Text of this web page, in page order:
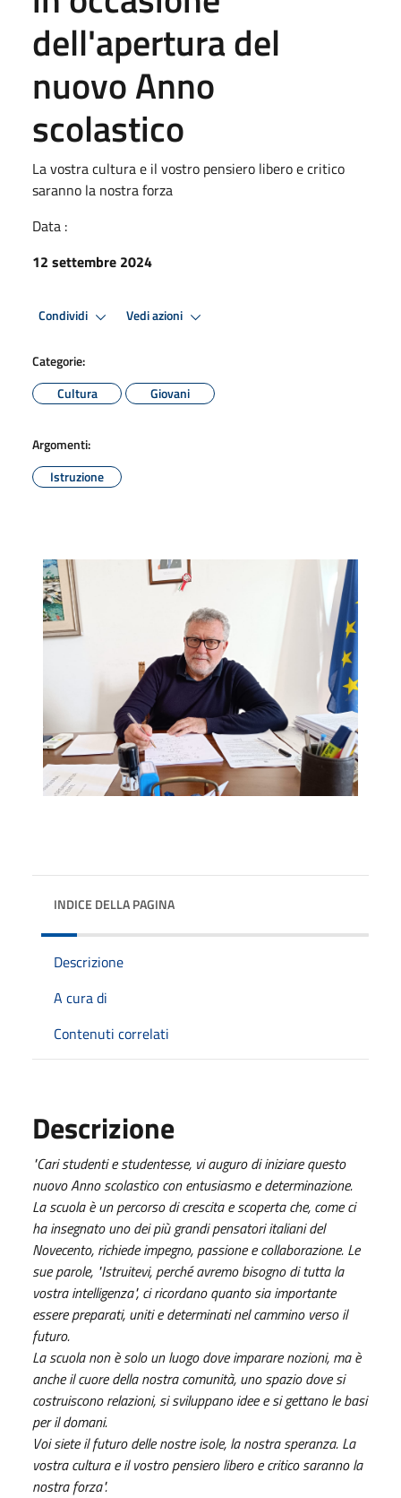
dell'apertura del
nuovo Anno
scolastico
La vostra cultura e il vostro pensiero libero e critico
saranno la nostra forza
Data :
12 settembre 2024
Condividi Vedi azioni
Categorie:
Cultura
Giovani
Argomenti:
Istruzione
INDICE DELLA PAGINA
Descrizione
A cura di
Contenuti correlati
Descrizione
"Cari studenti e studentesse, vi auguro di iniziare questo
nuovo Anno scolastico con entusiasmo e determinazione.
La scuola è un percorso di crescita e scoperta che, come ci
ha insegnato uno dei più grandi pensatori italiani del
Novecento, richiede impegno, passione e collaborazione. Le
sue parole, "Istruitevi, perché avremo bisogno di tutta la
vostra intelligenza", ci ricordano quanto sia importante
essere preparati, uniti e determinati nel cammino verso il
futuro.
La scuola non è solo un luogo dove imparare nozioni, ma è
anche il cuore della nostra comunità, uno spazio dove si
costruiscono relazioni, si sviluppano idee e si gettano le basi
per il domani.
Voi siete il futuro delle nostre isole, la nostra speranza. La
vostra cultura e il vostro pensiero libero e critico saranno la
nostra forza".